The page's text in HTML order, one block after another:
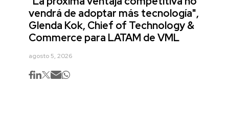
vendrá de adoptar más tecnología",
Glenda Kok, Chief of Technology &
Commerce para LATAM de VML
agosto 5, 2026